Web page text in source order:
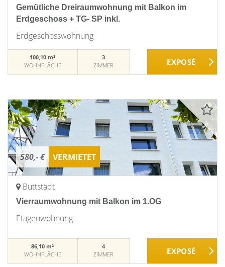
Gemütliche Dreiraumwohnung mit Balkon im
Erdgeschoss + TG- SP inkl.
Erdgeschosswohnung
100,10 m²
WOHNFLÄCHE
3
ZIMMER
580,- € VERMIETET
Buttstädt
Vierraumwohnung mit Balkon im 1.OG
Etagenwohnung
86,10 m²
WOHNFLÄCHE
4
ZIMMER